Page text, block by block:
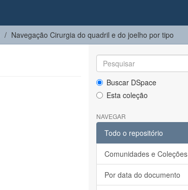
Navegação Cirurgia do quadril e do joelho​ por tipo
Buscar DSpace
Esta coleção
NAVEGAR
Todo o repositório
Comunidades e Coleções
Por data do documento